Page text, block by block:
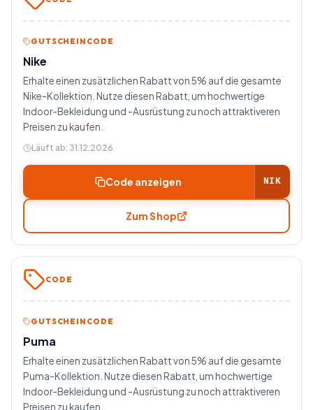
GUTSCHEINCODE
Nike
Erhalte einen zusätzlichen Rabatt von 5% auf die gesamte
Nike-Kollektion. Nutze diesen Rabatt, um hochwertige
Indoor-Bekleidung und -Ausrüstung zu noch attraktiveren
Preisen zu kaufen.
Läuft ab: 31.12.2026
Code anzeigen NIK
Zum Shop
CODE
GUTSCHEINCODE
Puma
Erhalte einen zusätzlichen Rabatt von 5% auf die gesamte
Puma-Kollektion. Nutze diesen Rabatt, um hochwertige
Indoor-Bekleidung und -Ausrüstung zu noch attraktiveren
Preisen zu kaufen.